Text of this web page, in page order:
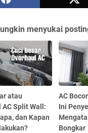
menyukai
atau
AC Split Wall:
dan Kapan
AC
Ini
Bongkar